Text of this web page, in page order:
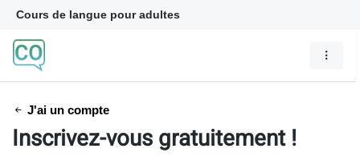
Cours de langue pour adultes
J'ai un compte
Inscrivez-vous gratuitement !